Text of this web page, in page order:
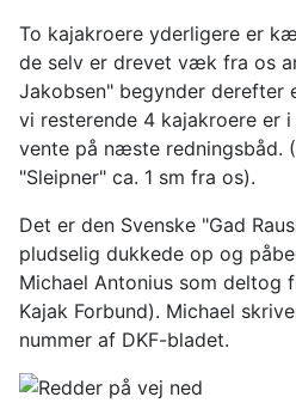
To kajakroere yderligere er
de selv er drevet væk fra os
Jakobsen" begynder derefter
vi resterende 4 kajakroere er
vente på næste redningsbåd.
"Sleipner" ca. 1 sm fra os).
Det er den Svenske "Gad
pludselig dukkede op og
Michael Antonius som deltog
Kajak Forbund). Michael
nummer af DKF-bladet.